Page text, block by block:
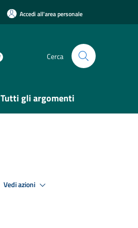
Accedi all'area personale
Cerca
Tutti gli argomenti
Vedi azioni